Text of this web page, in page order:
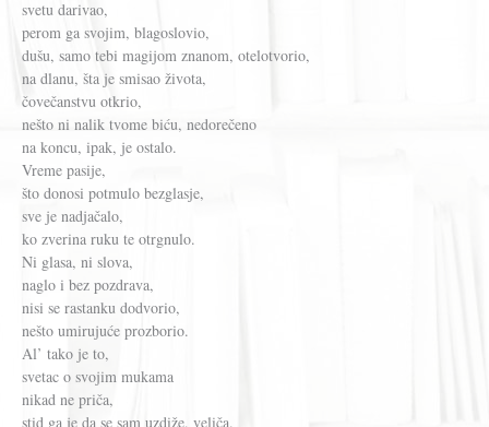
svetu darivao,
perom ga svojim, blagoslovio,
dušu, samo tebi magijom znanom, otelotvorio,
na dlanu, šta je smisao života,
čovečanstvu otkrio,
nešto ni nalik tvome biću, nedorečeno
na koncu, ipak, je ostalo.
Vreme pasije,
što donosi potmulo bezglasje,
sve je nadjačalo,
ko zverina ruku te otrgnulo.
Ni glasa, ni slova,
naglo i bez pozdrava,
nisi se rastanku dodvorio,
nešto umirujuće prozborio.
Al’ tako je to,
svetac o svojim mukama
nikad ne priča,
stid ga je da se sam uzdiže, veliča.